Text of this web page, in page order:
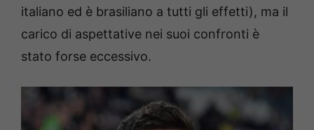
italiano ed è brasiliano a tutti gli effetti), ma il
carico di aspettative nei suoi confronti è
stato forse eccessivo.